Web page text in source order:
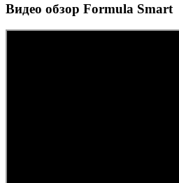
Видео обзор Formula Smart